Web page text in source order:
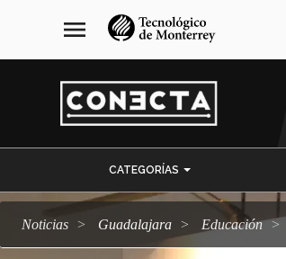
navegación
principal
menu
CATEGORÍAS
Noticias Guadalajara Educación